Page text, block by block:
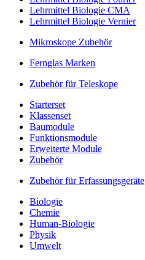
Lehrmittel Biologie CMA
Lehrmittel Biologie Vernier
Mikroskope Zubehör
Fernglas Marken
Zubehör für Teleskope
Starterset
Klassenset
Baumodule
Funktionsmodule
Erweiterte Module
Zubehör
Zubehör für Erfassungsgeräte
Biologie
Chemie
Human-Biologie
Physik
Umwelt